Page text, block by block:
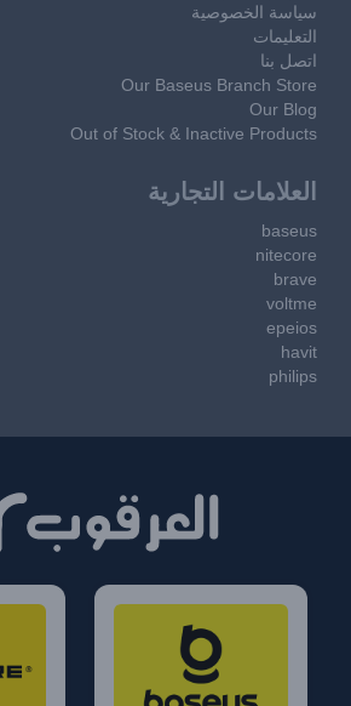
سياسة الخصوصية
التعليمات
اتصل بنا
Our Baseus Branch Store
Our Blog
Out of Stock & Inactive Products
العلامات التجارية
baseus
nitecore
brave
voltme
epeios
havit
philips